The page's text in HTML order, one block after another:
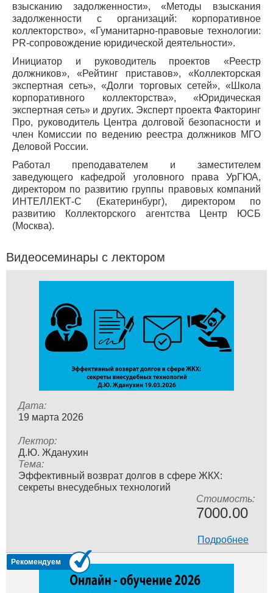
взысканию задолженности», «Методы взыскания
задолженности с организаций: корпоративное
коллекторство», «Гуманитарно-правовые технологии:
PR-сопровождение юридической деятельности».
Инициатор и руководитель проектов «Реестр
должников», «Рейтинг приставов», «Коллекторская
экспертная сеть», «Долги торговых сетей», «Школа
корпоративного коллекторства», «Юридическая
экспертная сеть» и других. Эксперт проекта Факторинг
Про, руководитель Центра долговой безопасности и
член Комиссии по ведению реестра должников МГО
Деловой России.
Работал преподавателем и заместителем
заведующего кафедрой уголовного права УрГЮА,
директором по развитию группы правовых компаний
ИНТЕЛЛЕКТ-С (Екатеринбург), директором по
развитию Коллекторского агентства Центр ЮСБ
(Москва).
Видеосеминары с лектором
Дата:
19 мартa 2026
Лектор:
Д.Ю. Жданухин
Тема:
Эффективный возврат долгов в сфере ЖКХ:
секреты внесудебных технологий
Стоимость:
7000.00
Подробнее
Рекомендуем